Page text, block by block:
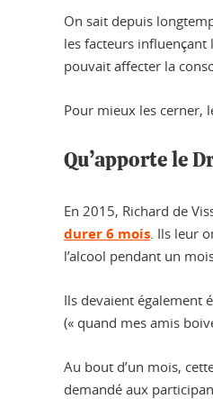
On sait depuis
les facteurs influençant
pouvait affecter la
Pour mieux les cerner,
Qu’apporte le
En 2015, Richard de
durer 6 mois . Ils leur
l’alcool pendant un
Ils devaient également
(« quand mes amis
Au bout d’un mois,
demandé aux